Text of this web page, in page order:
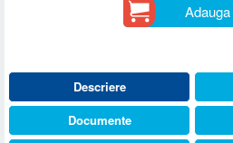
Descriere
Documente